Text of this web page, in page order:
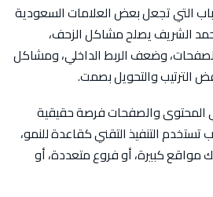
التي تجعل بعض العلامات السعودية
الشريف يصلح مشاكل الزحف،
وضعف الربط الداخلي، ومشاكل
الترتيب والتحويل بصمت.
المحتوى والصفحات فرصة حقيقية
التنفيذ التقني كقاعدة للنمو،
مواقع كبيرة، أو فروع متعددة، أو